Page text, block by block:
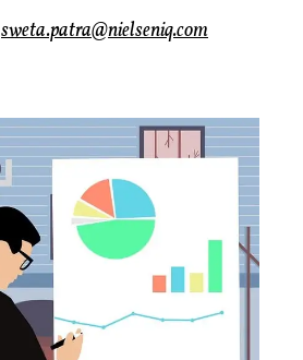
sweta.patra@nielseniq.com